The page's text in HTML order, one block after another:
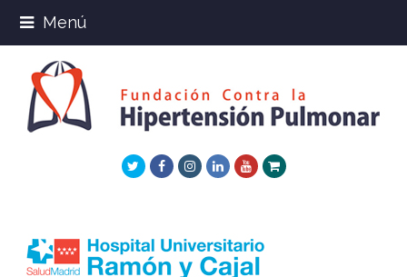
Menú
TwitterFacebookInstagram
LinkedInYoutube
Xing